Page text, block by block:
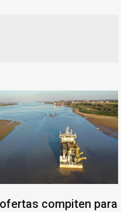
compiten para